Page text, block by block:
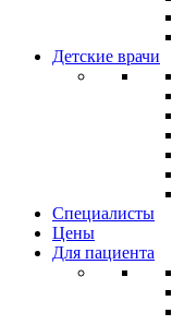
Детские врачи
Специалисты
Цены
Для пациента